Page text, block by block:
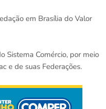
em Brasília do Valor
Sistema Comércio, por meio
e de suas Federações.